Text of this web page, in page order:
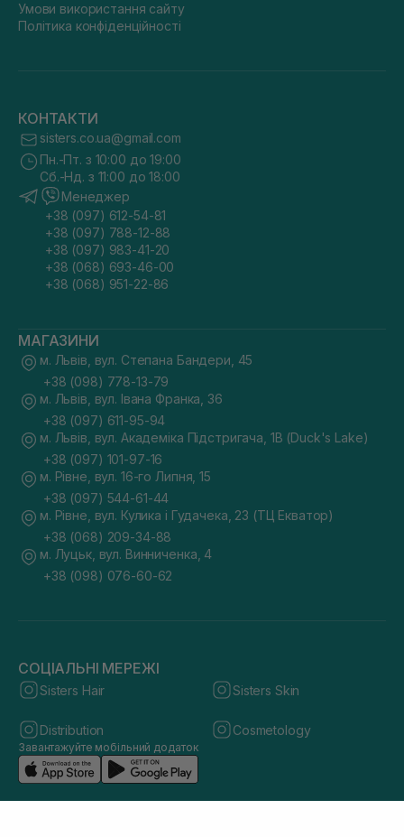
Умови використання сайту
Політика конфіденційності
КОНТАКТИ
sisters.co.ua@gmail.com
Пн.-Пт. з 10:00 до 19:00
Сб.-Нд. з 11:00 до 18:00
Менеджер
+38 (097) 612-54-81
+38 (097) 788-12-88
+38 (097) 983-41-20
+38 (068) 693-46-00
+38 (068) 951-22-86
МАГАЗИНИ
м. Львів, вул. Степана Бандери, 45
+38 (098) 778-13-79
м. Львів, вул. Івана Франка, 36
+38 (097) 611-95-94
м. Львів, вул. Академіка Підстригача, 1В (Duck's Lake)
+38 (097) 101-97-16
м. Рівне, вул. 16-го Липня, 15
+38 (097) 544-61-44
м. Рівне, вул. Кулика і Гудачека, 23 (ТЦ Екватор)
+38 (068) 209-34-88
м. Луцьк, вул. Винниченка, 4
+38 (098) 076-60-62
СОЦІАЛЬНІ МЕРЕЖІ
Sisters Hair Sisters Skin
Distribution Cosmetology
Завантажуйте мобільний додаток